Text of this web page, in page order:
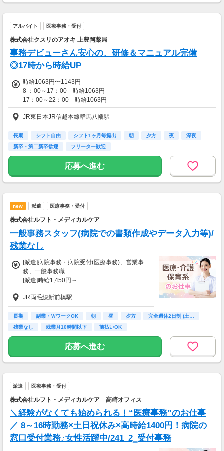
就業規則に則る
アルバイト 医療事務・受付
株式会社クスリのアオキ 上豊岡薬局
事務デビューさん安心の、研修＆マニュアル完備
◎17時から時給UP
時給1063円〜1143円
8 ：00～17：00 時給1063円
17：00～22：00 時給1063円
☆日祝 時給50円UP☆
☆登録販売者手当 時給30円UP☆
【交通費】
JR東日本JR信越本線群馬八幡駅
長期 シフト自由 シフト1ヶ月毎提出 朝 夕方 夜
深夜
新卒・第二新卒歓迎
フリーター歓迎
応募へ進む
new 派遣 医療事務・受付
株式会社ルフト・メディカルケア
一般事務スタッフ(病院での書類作成やデータ入力等)/
残業なし
[派遣]病院事務・病院受付(医療事務)、営業事
務、一般事務職
[派遣]時給1,450円～
★入社祝い金2万円支給（規定有）
※入社祝い金は当社からの支払いとなります。
【月収例】
時給1450円×1日7.25時間×月21日
＝＝＝＝＝＝＝＝＝＝＝＝＝＝＝＝＝＝＝＝
◆入社祝い金について
※本キャンペーンは株式会社ルフト・メディカ
ディカルケアの派遣事業部より支給いたしま
す。
いません。
※本キャンペーンに関するお問い合わせや詳細
の確認は、面接の際に株式会社ルフト・メディ
カルケアの担当者までお問い合わせください。
JR両毛線新前橋駅
長期 副業・ＷワークOK 朝 昼 夕方
完全週休2日制 (土…
残業なし
残業月10時間以下 前払いOK
応募へ進む
派遣 医療事務・受付
株式会社ルフト・メディカルケア 高崎オフィス
＼経験がなくても始められる！“医療事務”のお仕事
／ 8～16時勤務×土日祝休み×高時給1400円！病院の
窓口受付業務♪女性活躍中/241_2‗受付事務